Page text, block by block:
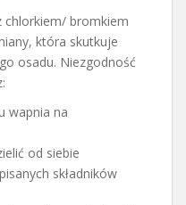
chlorkiem/ bromkiem
która skutkuje
osadu. Niezgodność
wapnia na
od siebie
składników